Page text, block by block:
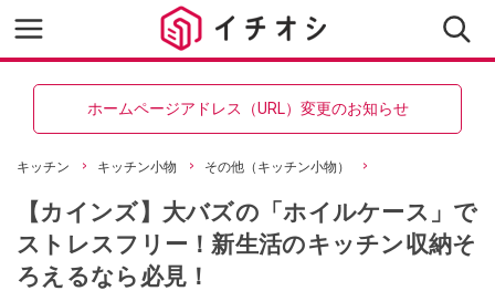
ホームページアドレス（URL）変更のお知らせ
キッチン キッチン小物 その他（キッチン小物）
【カインズ】大バズの「ホイルケース」で
ストレスフリー！新生活のキッチン収納そ
ろえるなら必見！